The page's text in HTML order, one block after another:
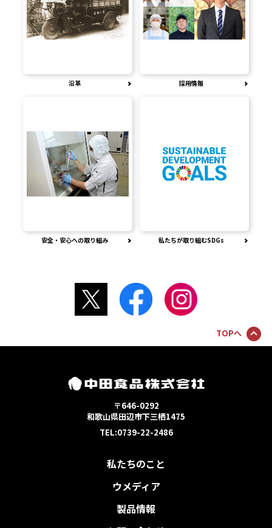
沿革 採用情報
安全・安心への取り組み 私たちが取り組むSDGs
TOPへ
〒646-0292
和歌山県田辺市下三栖1475
TEL:0739-22-2486
私たちのこと
ウメディア
製品情報